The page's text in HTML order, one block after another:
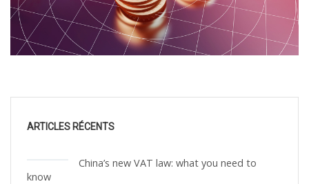
ARTICLES RÉCENTS
China’s new VAT law: what you need to
know